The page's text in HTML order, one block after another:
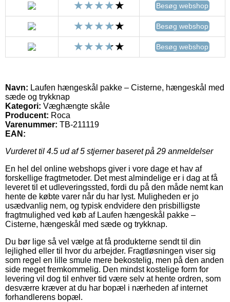
Besøg webshop
Besøg webshop
Besøg webshop
Navn: Laufen hængeskål pakke – Cisterne, hængeskål med
sæde og trykknap
Kategori: Væghængte skåle
Producent: Roca
Varenummer: TB-211119
EAN:
Vurderet til 4.5 ud af 5 stjerner baseret på 29 anmeldelser
En hel del online webshops giver i vore dage et hav af
forskellige fragtmetoder. Det mest almindelige er i dag at få
leveret til et udleveringssted, fordi du på den måde nemt kan
hente de købte varer når du har lyst. Muligheden er jo
usædvanlig nem, og typisk endvidere den prisbilligste
fragtmulighed ved køb af Laufen hængeskål pakke –
Cisterne, hængeskål med sæde og trykknap.
Du bør lige så vel vælge at få produkterne sendt til din
lejlighed eller til hvor du arbejder. Fragtløsningen viser sig
som regel en lille smule mere bekostelig, men på den anden
side meget fremkommelig. Den mindst kostelige form for
levering vil dog til enhver tid være selv at hente ordren, som
desværre kræver at du har bopæl i nærheden af internet
forhandlerens bopæl.